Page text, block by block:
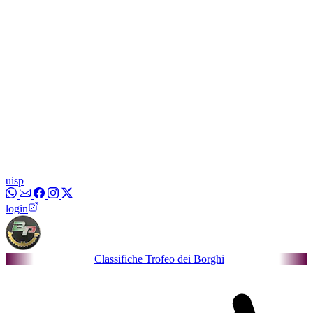
uisp
login
Classifiche Trofeo dei Borghi